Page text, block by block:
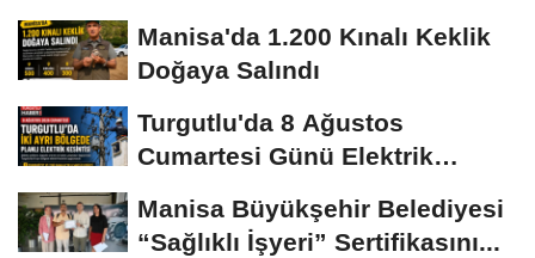
Manisa'da 1.200 Kınalı Keklik
Doğaya Salındı
Turgutlu'da 8 Ağustos
Cumartesi Günü Elektrik
Manisa Büyükşehir Belediyesi
“Sağlıklı İşyeri” Sertifikasını...